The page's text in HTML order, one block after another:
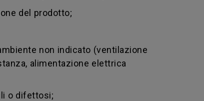
del prodotto;
non indicato (ventilazione
alimentazione elettrica
o difettosi;